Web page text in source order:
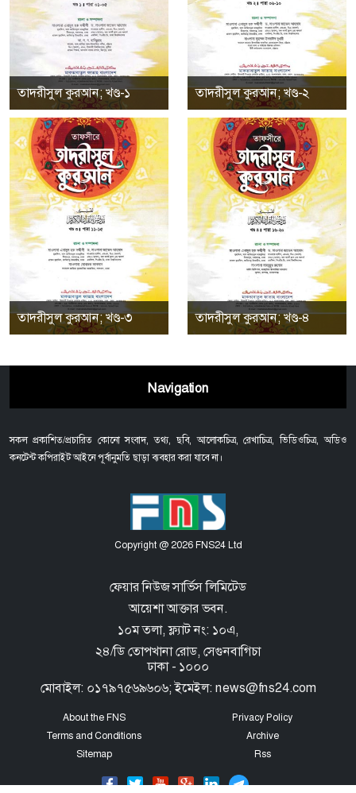
তাদরীসুল কুরআন; খণ্ড-১ তাদরীসুল কুরআন; খণ্ড-২
তাদরীসুল কুরআন; খণ্ড-৩ তাদরীসুল কুরআন; খণ্ড-৪
Navigation
সকল প্রকাশিত/প্রচারিত কোনো সংবাদ, তথ্য, ছবি, আলোকচিত্র, রেখাচিত্র, ভিডিওচিত্র, অডিও
কনটেন্ট কপিরাইট আইনে পূর্বানুমতি ছাড়া ব্যবহার করা যাবে না।
Copyright @ 2026 FNS24 Ltd
ফেয়ার নিউজ সার্ভিস লিমিটেড
আয়েশা আক্তার ভবন.
১০ম তলা, ফ্ল্যাট নং: ১০এ,
২৪/ডি তোপখানা রোড, সেগুনবাগিচা
ঢাকা - ১০০০
মোবাইল: ০১৭৯৭৫৬৯৬০৬; ইমেইল: news@fns24.com
About the FNS
Privacy Policy
Terms and Conditions
Archive
Sitemap
Rss